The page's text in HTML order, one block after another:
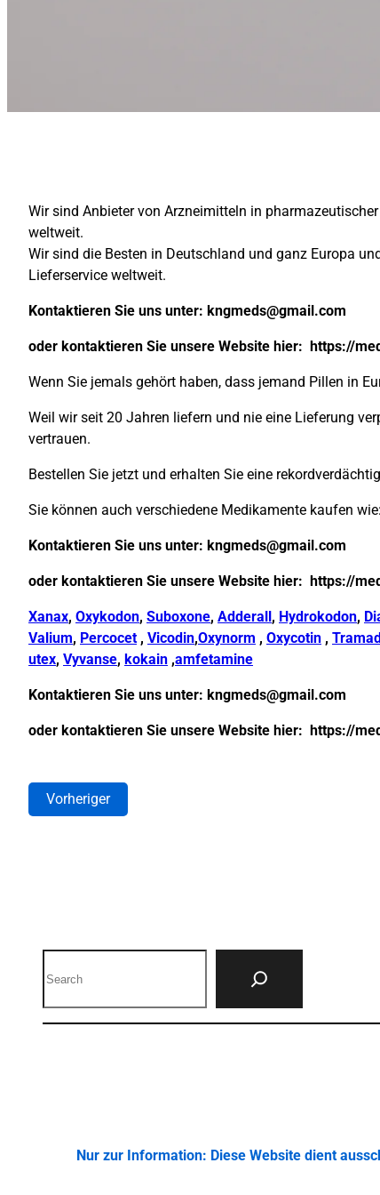
Wir sind Anbieter von Arzneimitteln in
weltweit.
Wir sind die Besten in Deutschland und ganz Europa
Lieferservice weltweit.
Kontaktieren Sie uns unter: kngmeds@gmail.com
oder kontaktieren Sie unsere Website hier: https://
Wenn Sie jemals gehört haben, dass jemand Pillen in
Weil wir seit 20 Jahren liefern und nie eine Lieferung
vertrauen.
Bestellen Sie jetzt und erhalten Sie eine
Sie können auch verschiedene Medikamente kaufen wie:
Kontaktieren Sie uns unter: kngmeds@gmail.com
oder kontaktieren Sie unsere Website hier: https://
Xanax, Oxykodon, Suboxone, Adderall , Hydrokodon,
Valium, Percocet, Vicodin,Oxynorm , Oxycotin ,
utex, Vyvanse, kokain ,amfetamine
Kontaktieren Sie uns unter: kngmeds@gmail.com
oder kontaktieren Sie unsere Website hier: https://
Vorheriger
Nur zur Information: Diese Website dient